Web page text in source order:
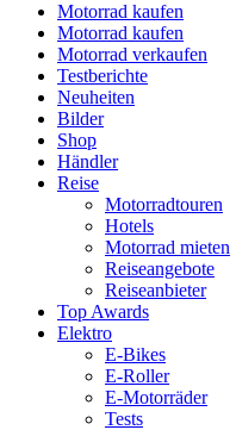
Motorrad kaufen
Motorrad kaufen
Motorrad verkaufen
Testberichte
Neuheiten
Bilder
Shop
Händler
Reise
Motorradtouren
Hotels
Motorrad mieten
Reiseangebote
Reiseanbieter
Top Awards
Elektro
E-Bikes
E-Roller
E-Motorräder
Tests